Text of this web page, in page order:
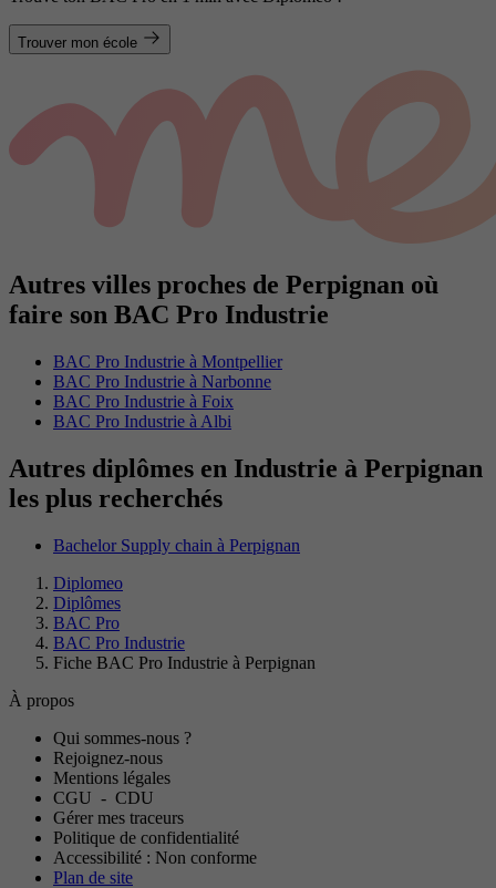
Trouver mon école
Autres villes proches de Perpignan où
faire son BAC Pro Industrie
BAC Pro Industrie à Montpellier
BAC Pro Industrie à Narbonne
BAC Pro Industrie à Foix
BAC Pro Industrie à Albi
Autres diplômes en Industrie à Perpignan
les plus recherchés
Bachelor Supply chain à Perpignan
Diplomeo
Diplômes
BAC Pro
BAC Pro Industrie
Fiche BAC Pro Industrie à Perpignan
À propos
Qui sommes-nous ?
Rejoignez-nous
Mentions légales
CGU - CDU
Gérer mes traceurs
Politique de confidentialité
Accessibilité : Non conforme
Plan de site